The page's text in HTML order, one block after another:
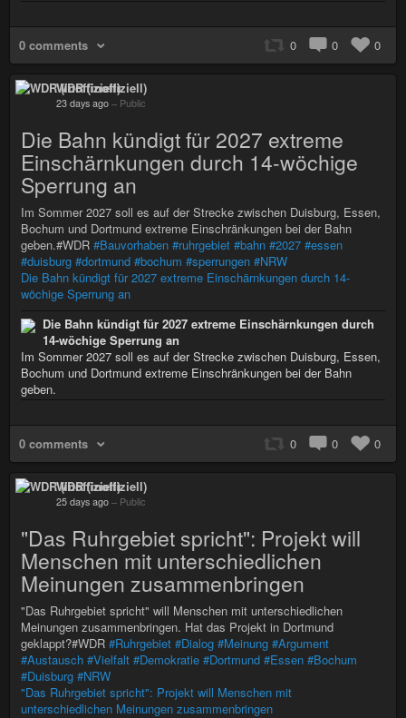
0 comments 0 0 0
WDR (inoffiziell)
23 days ago – Public
Die Bahn kündigt für 2027 extreme
Einschärnkungen durch 14-wöchige
Sperrung an
Im Sommer 2027 soll es auf der Strecke zwischen Duisburg, Essen,
Bochum und Dortmund extreme Einschränkungen bei der Bahn
geben.#WDR #Bauvorhaben #ruhrgebiet #bahn #2027 #essen
#duisburg #dortmund #bochum #sperrungen #NRW
Die Bahn kündigt für 2027 extreme Einschärnkungen durch 14-
wöchige Sperrung an
Die Bahn kündigt für 2027 extreme Einschärnkungen durch
14-wöchige Sperrung an
Im Sommer 2027 soll es auf der Strecke zwischen Duisburg, Essen,
Bochum und Dortmund extreme Einschränkungen bei der Bahn
geben.
0 comments 0 0 0
WDR (inoffiziell)
25 days ago – Public
"Das Ruhrgebiet spricht": Projekt will
Menschen mit unterschiedlichen
Meinungen zusammenbringen
"Das Ruhrgebiet spricht" will Menschen mit unterschiedlichen
Meinungen zusammenbringen. Hat das Projekt in Dortmund
geklappt?#WDR #Ruhrgebiet #Dialog #Meinung #Argument
#Austausch #Vielfalt #Demokratie #Dortmund #Essen #Bochum
#Duisburg #NRW
"Das Ruhrgebiet spricht": Projekt will Menschen mit
unterschiedlichen Meinungen zusammenbringen